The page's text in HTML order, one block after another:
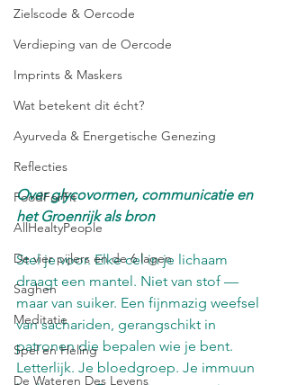
Zielscode & Oercode
Verdieping van de Oercode
Imprints & Maskers
Wat betekent dit écht?
Ayurveda & Energetische Genezing
Reflecties
FoodForFit
AllHealtyPeople
De vier pijlers en de 6 lagen
Saghen
Meditatie
Spel en Heling
De Wateren Des Levens
Over glycovormen, communicatie en
het Groenrijk als bron
Stel je voor. Elke cel in je lichaam
draagt een mantel. Niet van stof —
maar van suiker. Een fijnmazig weefsel
van sachariden, gerangschikt in
patronen die bepalen wie je bent.
Letterlijk. Je bloedgroep. Je immuun